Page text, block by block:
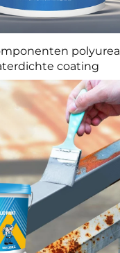
polyurea
coating